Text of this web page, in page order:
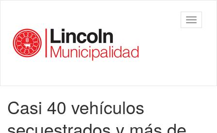
principalde Lincoln
barra
Contenido
principal
Casi 40 vehículos